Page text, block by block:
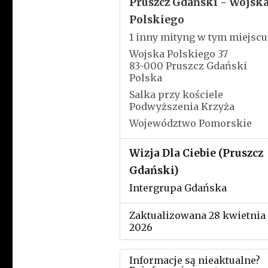
Polskiego
1 inny mityng w tym miejscu
Wojska Polskiego 37
83-000 Pruszcz Gdański
Polska
Salka przy kościele
Podwyższenia Krzyża
Województwo Pomorskie
Wizja Dla Ciebie (Pruszcz
Gdański)
Intergrupa Gdańska
Zaktualizowana 28 kwietnia
2026
Informacje są nieaktualne?